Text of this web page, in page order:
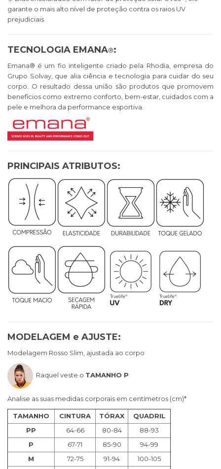
garante o mais alto nível de proteção contra os raios UV
prejudiciais
TECNOLOGIA EMANA®:
Emana® é um fio inteligente criado pela Rhodia, empresa do
Grupo Solvay, que alia ciência e tecnologia para cuidar do seu
corpo. O resultado dessa união são produtos que promovem
benefícios como extremo conforto, bem-estar, cuidados com a
pele e melhora da performance esportiva.
PRINCIPAIS ATRIBUTOS:
MODELAGEM e AJUSTE:
Modelagem Rosso Slim, ajustada ao corpo
Raquel veste o TAMANHO P
Analise as suas medidas corporais em centímetros (cm)*
TAMANHO CINTURA TÓRAX
QUADRIL
PP
64-66 80-84
88-93
P
67-71 85-90
94-99
M
72-75 91-94
100-105